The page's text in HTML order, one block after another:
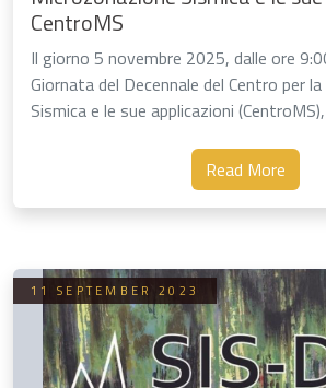
CentroMS
Il giorno 5 novembre 2025, dalle ore
Giornata del Decennale del Centro per
Sismica e le sue applicazioni
Read More
11 SEPTEMBER 2023